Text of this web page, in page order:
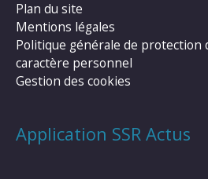
Plan du site
Mentions légales
Politique générale de protection
caractère personnel
Gestion des cookies
Application SSR Actus